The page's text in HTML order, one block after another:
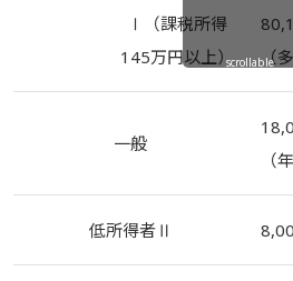
Ⅰ（課税所得
145万円以上）
（
一般
（
低所得者Ⅱ
scrollable